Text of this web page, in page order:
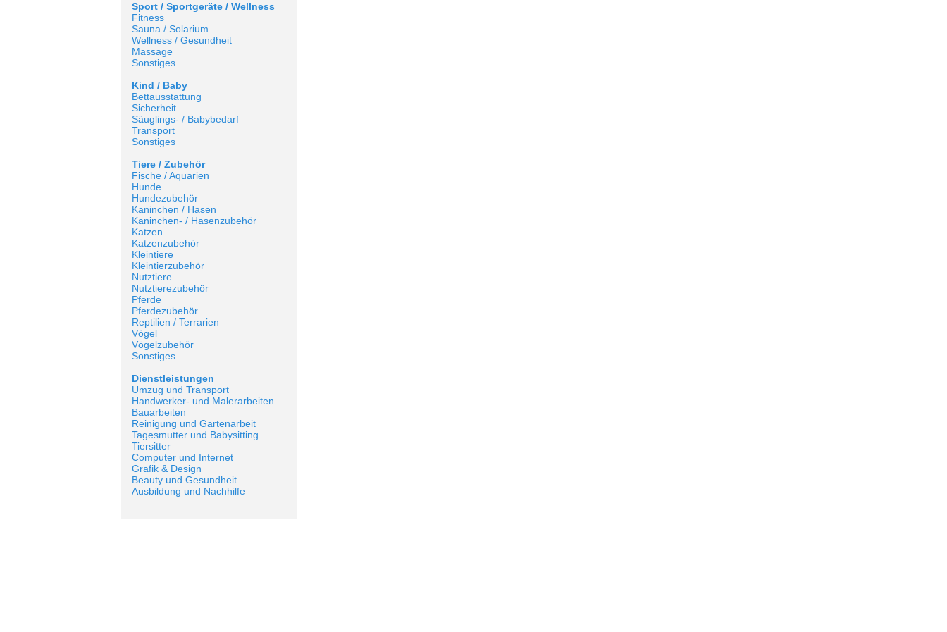
Sport / Sportgeräte / Wellness
Fitness
Sauna / Solarium
Wellness / Gesundheit
Massage
Sonstiges
Kind / Baby
Bettausstattung
Sicherheit
Säuglings- / Babybedarf
Transport
Sonstiges
Tiere / Zubehör
Fische / Aquarien
Hunde
Hundezubehör
Kaninchen / Hasen
Kaninchen- / Hasenzubehör
Katzen
Katzenzubehör
Kleintiere
Kleintierzubehör
Nutztiere
Nutztierezubehör
Pferde
Pferdezubehör
Reptilien / Terrarien
Vögel
Vögelzubehör
Sonstiges
Dienstleistungen
Umzug und Transport
Handwerker- und Malerarbeiten
Bauarbeiten
Reinigung und Gartenarbeit
Tagesmutter und Babysitting
Tiersitter
Computer und Internet
Grafik & Design
Beauty und Gesundheit
Ausbildung und Nachhilfe